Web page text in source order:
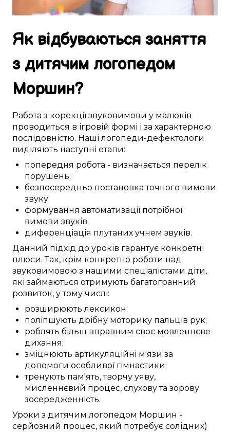
Як відбуваються заняття
з дитячим логопедом
Моршин?
Работа з корекції звуковимови у малюків
проводиться в ігровій формі і за характерною
послідовністю. Нашілогопеди-дефектологи
виділяють наступні етапи:
попередня робота - визначається перелік
порушень;
безпосередньо постановкаточного вимови
звуку;
формування автоматизації потрібної
вимови звуків;
диференціація плутаних учнем звуків.
Данний підхід до уроків гарантує конкретні
плюси. Так, крім конкретно роботи над
звуковимовою з нашими спеціалістами діти,
які займаються отримують багатогранний
розвиток, у тому числі:
розширюють лексикон;
поліпшують дрібну моторику пальців рук;
роблять більш вправним своє мовленнєве
дихання;
зміцнюють артикуляційні м'язи за
допомоги особливої гімнастики;
тренують пам'ять,творчу уяву,
мисленнєвий процес, слухову та зорову
зосередженність.
Уроки з дитячим логопедом Моршин -
серйозний процес, який потребує солідних)